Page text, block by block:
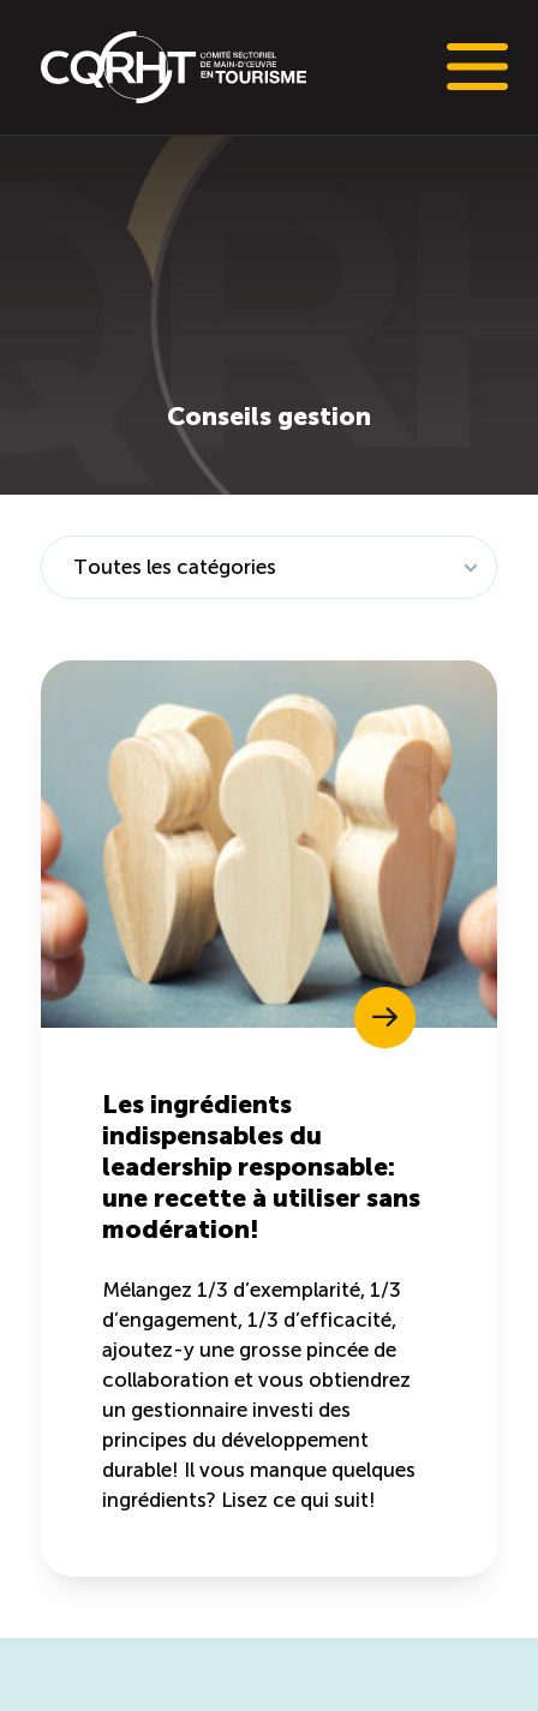
Connaissances stratégiques
Informations sur le marché du travail (IMT)
Main-d’oeuvre en tourisme
Outils et ressources
Portail RH
Descriptions de fonction
Balados
Diffusion d’offres d’emploi en ligne
Programmes d’aide et subventions
Ressources
Compétences et formations
Nouvelles formations
Formation sur mesure
Programme de formation EMERIT
Cuisinier : programme alternance travail-étude
Conseils gestion
Les ingrédients
indispensables du
leadership responsable:
une recette à utiliser sans
modération!
Mélangez 1/3 d’exemplarité, 1/3
d’engagement, 1/3 d’efficacité,
ajoutez-y une grosse pincée de
collaboration et vous obtiendrez
un gestionnaire investi des
principes du développement
durable! Il vous manque quelques
ingrédients? Lisez ce qui suit!